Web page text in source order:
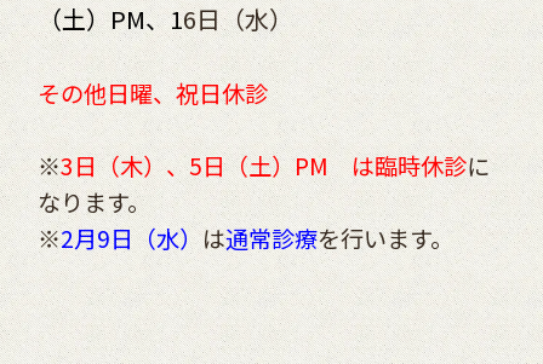
（土）PM、16日（水）
その他日曜、祝日休診
※3日（木）、5日（土）PM は臨時休診に
なります。
※2月9日（水）は通常診療を行います。